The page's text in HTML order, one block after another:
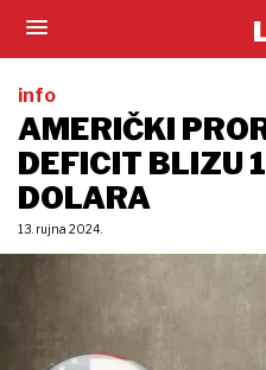
info
AMERIČKI
DEFICIT BLIZU
DOLARA
13. rujna 2024.